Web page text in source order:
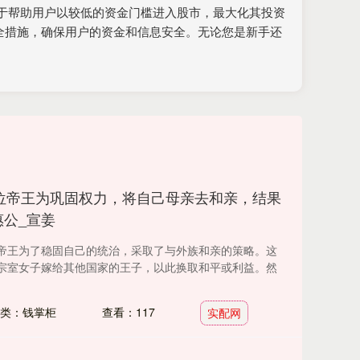
助用户以较低的资金门槛进入股市，最大化其投资
施，确保用户的资金和信息安全。无论您是新手还
王为巩固权力，将自己母亲去和亲，结果
_宣姜
王为了稳固自己的统治，采取了与外族和亲的策略。这
室女子嫁给其他国家的王子，以此换取和平或利益。然
：钱掌柜 查看：117 实配网